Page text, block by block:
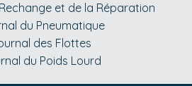
et de la Réparation
du Pneumatique
des Flottes
du Poids Lourd